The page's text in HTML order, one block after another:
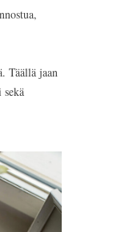
Täällä jaan